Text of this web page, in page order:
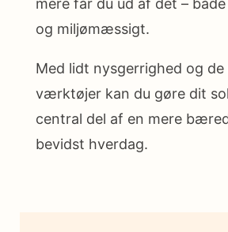
mere får du ud af det –
og miljømæssigt.
Med lidt nysgerrighed og
værktøjer kan du gøre dit
central del af en mere
bevidst hverdag.